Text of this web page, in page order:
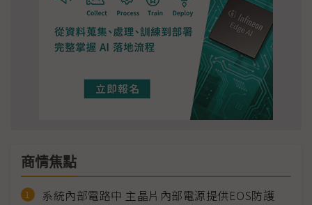
商情焦點
系統內部電路中 主晶片內部電源提供EOS防護